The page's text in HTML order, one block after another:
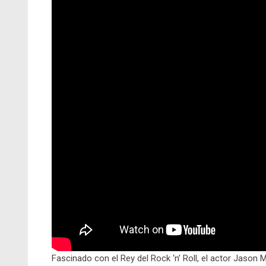
Fascinado con el Rey del Rock ‘n’ Roll, el actor